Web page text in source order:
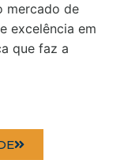
mercado de
excelência em
que faz a